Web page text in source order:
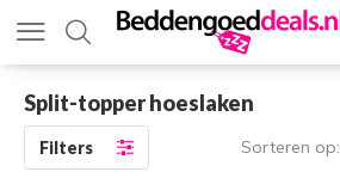
Split-topper hoeslaken
Filters Sorteren op: